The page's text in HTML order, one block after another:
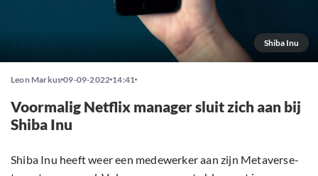
Shiba Inu
Leon Markus 09-09-2022 14:41
Voormalig Netflix manager sluit zich aan bij
Shiba Inu
Shiba Inu heeft weer een medewerker aan zijn Metaverse-